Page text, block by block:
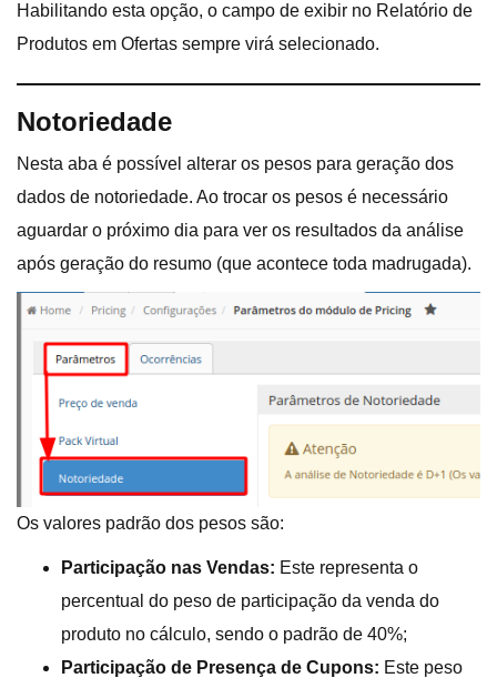
Habilitando esta opção, o campo de exibir no Relatório de
Produtos em Ofertas sempre virá selecionado.
Notoriedade
Nesta aba é possível alterar os pesos para geração dos
dados de notoriedade. Ao trocar os pesos é necessário
aguardar o próximo dia para ver os resultados da análise
após geração do resumo (que acontece toda madrugada).
Os valores padrão dos pesos são:
Participação nas Vendas: Este representa o
percentual do peso de participação da venda do
produto no cálculo, sendo o padrão de 40%;
Participação de Presença de Cupons: Este peso